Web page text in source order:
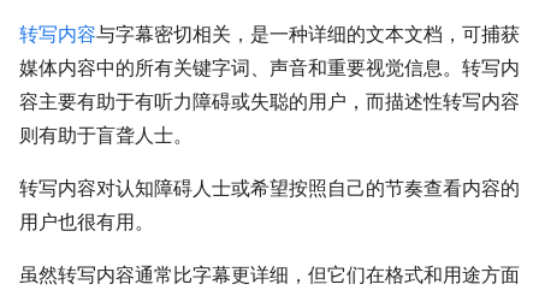
转写内容与字幕密切相关，是一种详细的文本文档，可捕获
媒体内容中的所有关键字词、声音和重要视觉信息。转写内
容主要有助于有听力障碍或失聪的用户，而描述性转写内容
则有助于盲聋人士。
转写内容对认知障碍人士或希望按照自己的节奏查看内容的
用户也很有用。
虽然转写内容通常比字幕更详细，但它们在格式和用途方面